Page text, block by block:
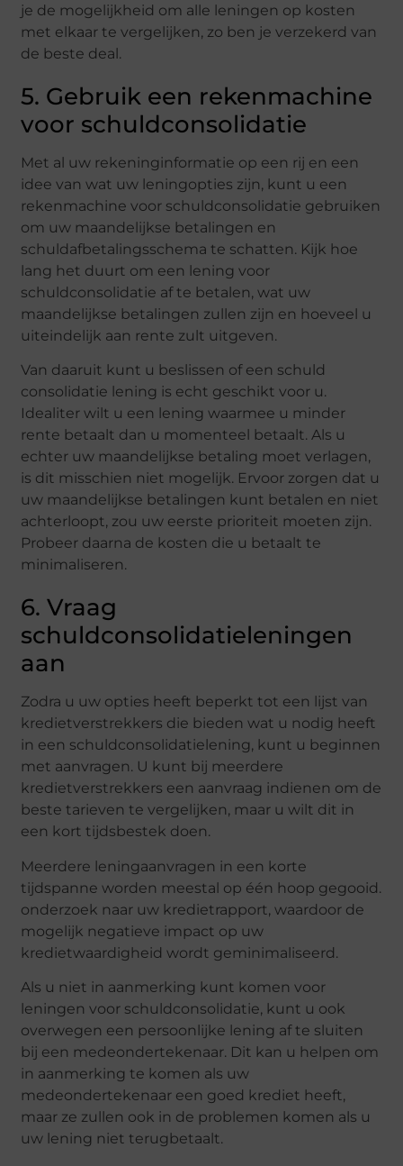
je de mogelijkheid om alle leningen op kosten
met elkaar te vergelijken, zo ben je verzekerd van
de beste deal.
5. Gebruik een rekenmachine
voor schuldconsolidatie
Met al uw rekeninginformatie op een rij en een
idee van wat uw leningopties zijn, kunt u een
rekenmachine voor schuldconsolidatie gebruiken
om uw maandelijkse betalingen en
schuldafbetalingsschema te schatten. Kijk hoe
lang het duurt om een lening voor
schuldconsolidatie af te betalen, wat uw
maandelijkse betalingen zullen zijn en hoeveel u
uiteindelijk aan rente zult uitgeven.
Van daaruit kunt u beslissen of een schuld
consolidatie lening is echt geschikt voor u.
Idealiter wilt u een lening waarmee u minder
rente betaalt dan u momenteel betaalt. Als u
echter uw maandelijkse betaling moet verlagen,
is dit misschien niet mogelijk. Ervoor zorgen dat u
uw maandelijkse betalingen kunt betalen en niet
achterloopt, zou uw eerste prioriteit moeten zijn.
Probeer daarna de kosten die u betaalt te
minimaliseren.
6. Vraag
schuldconsolidatieleningen
aan
Zodra u uw opties heeft beperkt tot een lijst van
kredietverstrekkers die bieden wat u nodig heeft
in een schuldconsolidatielening, kunt u beginnen
met aanvragen. U kunt bij meerdere
kredietverstrekkers een aanvraag indienen om de
beste tarieven te vergelijken, maar u wilt dit in
een kort tijdsbestek doen.
Meerdere leningaanvragen in een korte
tijdspanne worden meestal op één hoop gegooid.
onderzoek naar uw kredietrapport, waardoor de
mogelijk negatieve impact op uw
kredietwaardigheid wordt geminimaliseerd.
Als u niet in aanmerking kunt komen voor
leningen voor schuldconsolidatie, kunt u ook
overwegen een persoonlijke lening af te sluiten
bij een medeondertekenaar. Dit kan u helpen om
in aanmerking te komen als uw
medeondertekenaar een goed krediet heeft,
maar ze zullen ook in de problemen komen als u
uw lening niet terugbetaalt.